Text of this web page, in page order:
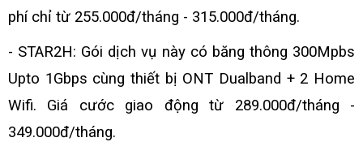
phí chỉ từ 255.000đ/tháng - 315.000đ/tháng.
- STAR2H: Gói dịch vụ này có băng thông 300Mpbs
Upto 1Gbps cùng thiết bị ONT Dualband + 2 Home
Wifi. Giá cước giao động từ 289.000đ/tháng -
349.000đ/tháng.